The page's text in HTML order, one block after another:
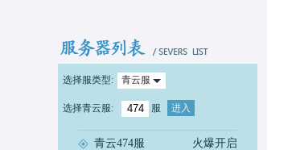
选择服类型: 青云服
选择青云服: 服 进入
火爆开启
青云474服